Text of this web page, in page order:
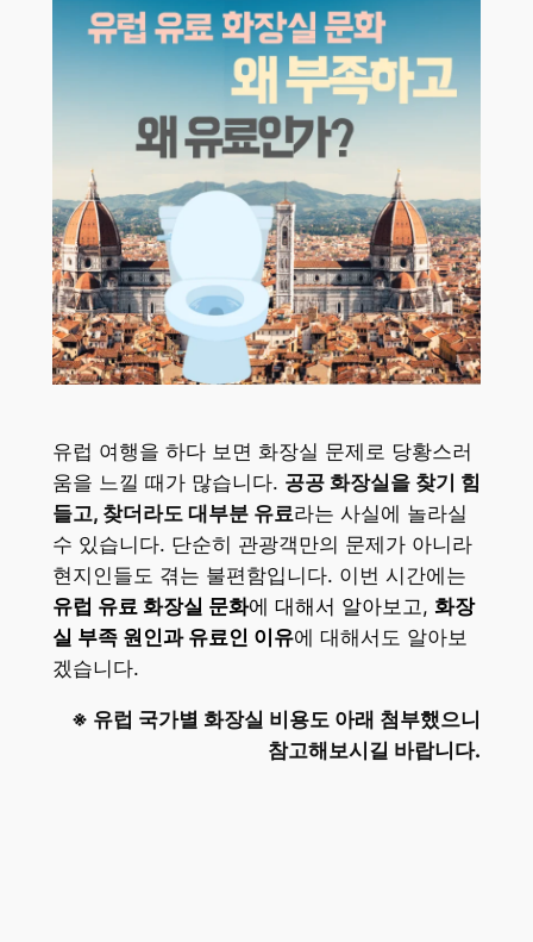
유럽 여행을 하다 보면 화장실 문제로 당황스러
움을 느낄 때가 많습니다. 공공 화장실을 찾기 힘
들고, 찾더라도 대부분 유료라는 사실에 놀라실
수 있습니다. 단순히 관광객만의 문제가 아니라
현지인들도 겪는 불편함입니다. 이번 시간에는
유럽 유료 화장실 문화에 대해서 알아보고, 화장
실 부족 원인과 유료인 이유에 대해서도 알아보
겠습니다.
※ 유럽 국가별 화장실 비용도 아래 첨부했으니
참고해보시길 바랍니다.